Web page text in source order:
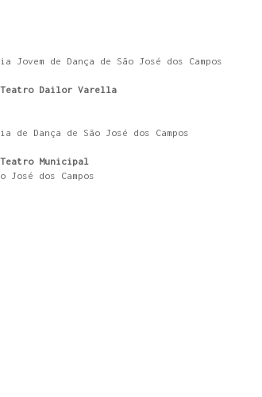
de Dança de São José dos Campos
Teatro Dailor Varella
Dança de São José dos Campos
Teatro Municipal
José dos Campos